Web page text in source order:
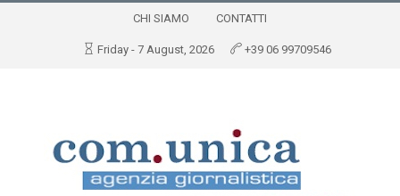
CHI SIAMO CONTATTI
Friday - 7 August, 2026 +39 06 99709546